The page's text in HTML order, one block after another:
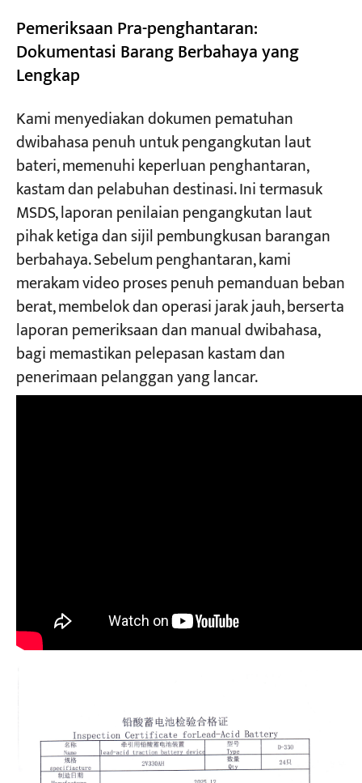
Pemeriksaan Pra-penghantaran:
Dokumentasi Barang Berbahaya yang
Lengkap
Kami menyediakan dokumen pematuhan
dwibahasa penuh untuk pengangkutan laut
bateri, memenuhi keperluan penghantaran,
kastam dan pelabuhan destinasi. Ini termasuk
MSDS, laporan penilaian pengangkutan laut
pihak ketiga dan sijil pembungkusan barangan
berbahaya. Sebelum penghantaran, kami
merakam video proses penuh pemanduan beban
berat, membelok dan operasi jarak jauh, berserta
laporan pemeriksaan dan manual dwibahasa,
bagi memastikan pelepasan kastam dan
penerimaan pelanggan yang lancar.